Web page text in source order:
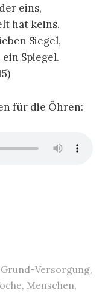
eins,
hat keins.
Siegel,
Spiegel.
für die Öhren:
Grund-Versorgung,
, Menschen,